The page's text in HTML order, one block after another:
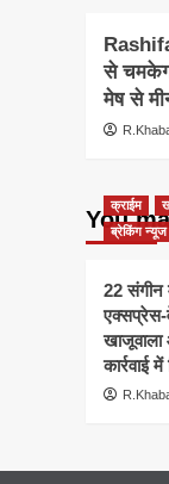
से
मेष से
You
क्राईम
ब्रेकिंग न्यूज
22 संगीन
एक्सप्रेस-
कार्रवाई